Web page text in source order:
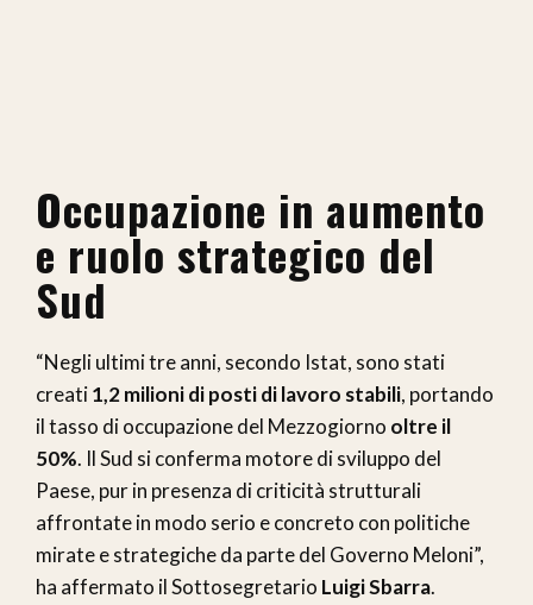
Occupazione in aumento
e ruolo strategico del
Sud
“Negli ultimi tre anni, secondo Istat, sono stati
creati1,2 milioni di posti di lavoro stabili, portando
il tasso di occupazione del Mezzogiorno oltre il
50%. Il Sud si conferma motore di sviluppo del
Paese, pur in presenza di criticità strutturali
affrontate in modo serio e concreto con politiche
mirate e strategiche da parte del Governo Meloni”,
ha affermato il Sottosegretario Luigi Sbarra.